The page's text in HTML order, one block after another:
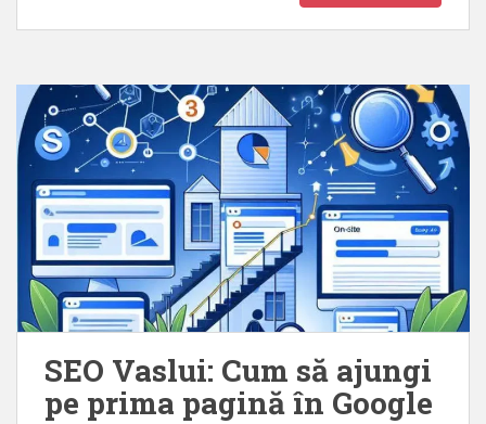
SEO Vaslui: Cum să ajungi
pe prima pagină în Google